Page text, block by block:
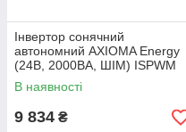
Інвертор сонячний
автономний AXIOMA Energy
(24В, 2000ВА, ШІМ) ISPWM
2000 - чиста синусоїда
В наявності
9 834 ₴